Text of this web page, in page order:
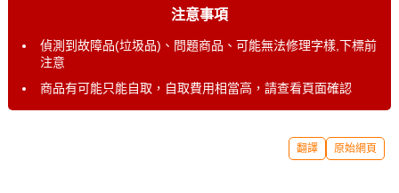
注意事項
偵測到故障品(垃圾品)、問題商品、可能無法修理字樣,下標前
注意
商品有可能只能自取，自取費用相當高，請查看頁面確認
翻譯 原始網頁